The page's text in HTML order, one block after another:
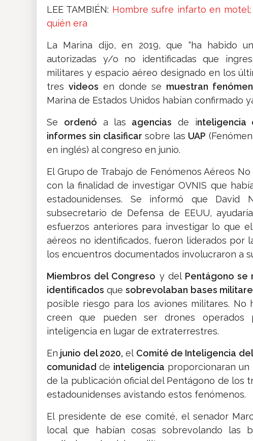
LEE TAMBIÉN: Hombre sufre infarto en
quién era
La Marina dijo, en 2019, que “ha habido
autorizadas y/o no identificadas que
militares y espacio aéreo designado en los
tresvideos en donde se muestran
Marina de Estados Unidos habían confirmado
Se ordenó a las agencias de inteligencia
informes sin clasificar sobre las UAP
en inglés) al congreso en junio.
El Grupo de Trabajo de Fenómenos Aéreos
con la finalidad de investigar OVNIS que
estadounidenses. Se informó que
subsecretario de Defensa de EEUU,
esfuerzos anteriores para investigar lo que
aéreos no identificados, fueron liderados por
los encuentros documentados involucraron a
Miembros del Congreso y del Pentágono se
identificados que sobrevolaban bases
posible riesgo para los aviones militares.
creen que pueden ser drones operados
inteligencia en lugar de extraterrestres.
En junio del 2020, el Comité de Inteligencia
comunidad de inteligencia proporcionaran un
de la publicación oficial del Pentágono de los
estadounidenses avistando estos fenómenos.
El presidente de ese comité, el senador
local que habían cosas sobrevolando las